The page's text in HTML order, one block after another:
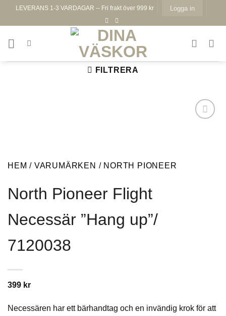
LEVERANS 1-3 VARDAGAR -- Fri frakt över 999 kr Logga in
FILTRERA
HEM / VARUMÄRKEN / NORTH PIONEER
North Pioneer Flight
Necessär ”Hang up”/
7120038
399 kr
Necessären har ett bärhandtag och en invändig krok för att